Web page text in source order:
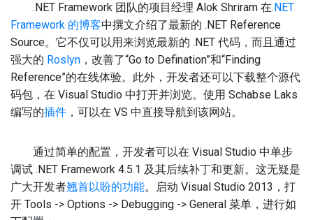
.NET Framework 团队的项目经理 Alok Shriram 在.NET
Framework 的博客中撰文介绍了最新的 .NET Reference
Source。它不仅可以用来浏览最新的 .NET 代码，而且通过
强大的 Roslyn ，改善了“Go to Defination”和“Finding
Reference”的在线体验。此外，开发者还可以下载整个源代
码包，在 Visual Studio 中打开并浏览。使用 Schabse Laks
编写的插件 ，可以在 VS 中直接导航到该网站。
通过简单的配置，开发者可以在 Visual Studio 中单步
调试 .NET Framework 4.5.1 及其后续补丁和更新。这无疑是
广大开发者翘首以盼的功能。启动 Visual Studio 2013，打
开 Tools -> Options -> Debugging -> General 菜单，进行如